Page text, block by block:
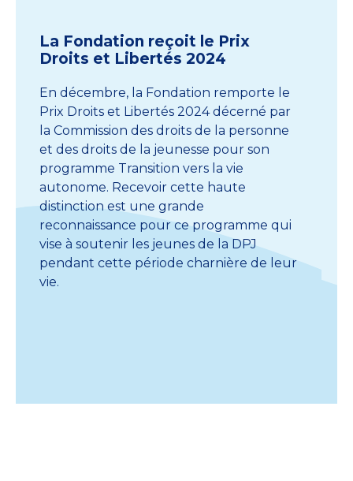
La Fondation reçoit le Prix
Droits et Libertés 2024
En décembre, la Fondation remporte le
Prix Droits et Libertés 2024 décerné par
la Commission des droits de la personne
et des droits de la jeunesse pour son
programme Transition vers la vie
autonome. Recevoir cette haute
distinction est une grande
reconnaissance pour ce programme qui
vise à soutenir les jeunes de la DPJ
pendant cette période charnière de leur
vie.